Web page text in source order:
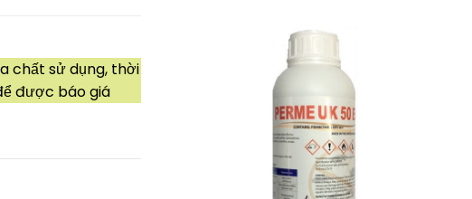
chất sử dụng, thời
được báo giá